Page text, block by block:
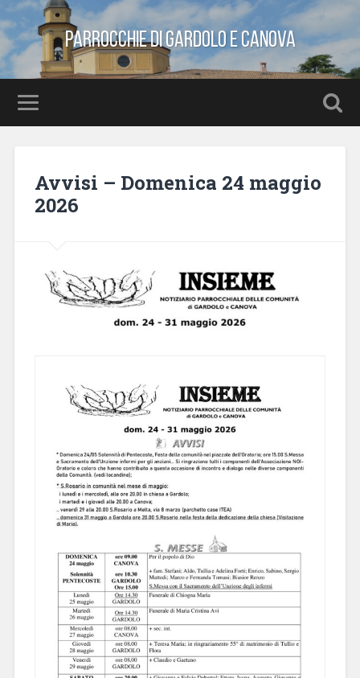
Parrocchie di Gardolo e Canova
Avvisi – Domenica 24 maggio
2026